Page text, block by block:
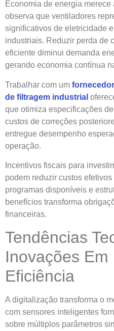
Economia de energia merece
observa que ventiladores
significativos de eletricidade
industriais. Reduzir perda de
eficiente diminui demanda
gerando economia contínua
Trabalhar com um
de filtragem industrial
que otimiza especificações
custos de correções
entregue desempenho
operação.
Incentivos fiscais para
podem reduzir custos
programas disponíveis e
benefícios transforma
financeiras.
Tendências
Inovações
Eficiência
A digitalização transforma o
com sensores inteligentes
sobre múltiplos parâmetros